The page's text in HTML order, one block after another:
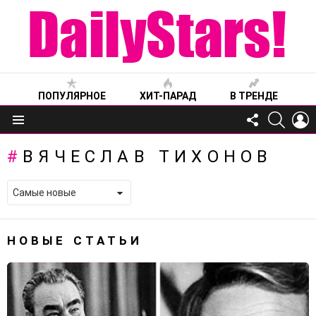
ПОПУЛЯРНОЕ ХИТ-ПАРАД В ТРЕНДЕ
Меню
FOLLOW
US
ВЯЧЕСЛАВ ТИХОНОВ
НОВЫЕ СТАТЬИ